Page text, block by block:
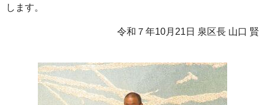
します。
令和７年10月21日 泉区長 山口 賢